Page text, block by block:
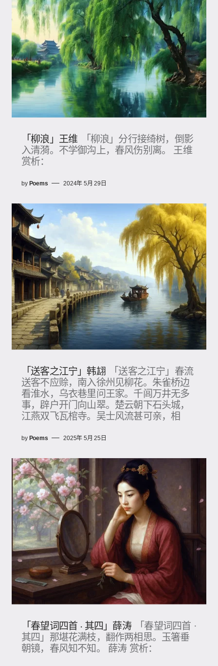
「柳浪」王维
「柳浪」分行接绮树，倒影
入清漪。不学御沟上，春风伤别离。 王维
赏析：
by Poems 2024年 5月 29日
「送客之江宁」韩翃
「送客之江宁」春流
送客不应赊，南入徐州见柳花。朱雀桥边
看淮水，乌衣巷里问王家。千闾万井无多
事，辟户开门向山翠。楚云朝下石头城，
江燕双飞瓦棺寺。吴士风流甚可亲，相
by Poems 2025年 5月 25日
「春望词四首 · 其四」薛涛
「春望词四首 ·
其四」那堪花满枝，翻作两相思。玉箸垂
朝镜，春风知不知。 薛涛 赏析：